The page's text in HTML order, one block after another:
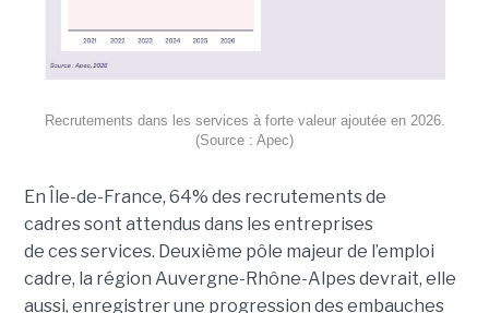
Recrutements dans les services à forte valeur ajoutée en 2026.
(Source : Apec)
En Île-de-France, 64% des recrutements de
cadres sont attendus dans les entreprises
de ces services. Deuxième pôle majeur de l’emploi
cadre, la région Auvergne-Rhône-Alpes devrait, elle
aussi, enregistrer une progression des embauches